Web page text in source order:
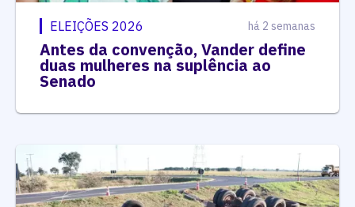
ELEIÇÕES 2026 há 2 semanas
Antes da convenção, Vander define
duas mulheres na suplência ao
Senado